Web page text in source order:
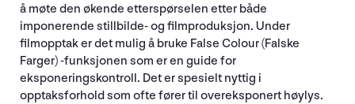
å møte den økende etterspørselen etter både
imponerende stillbilde- og filmproduksjon. Under
filmopptak er det mulig å bruke False Colour (Falske
Farger) -funksjonen som er en guide for
eksponeringskontroll. Det er spesielt nyttig i
opptaksforhold som ofte fører til overeksponert høylys.